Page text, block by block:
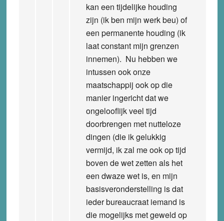
kan een tijdelijke houding
zijn (ik ben mijn werk beu) of
een permanente houding (ik
laat constant mijn grenzen
innemen). Nu hebben we
intussen ook onze
maatschappij ook op die
manier ingericht dat we
ongelooflijk veel tijd
doorbrengen met nutteloze
dingen (die ik gelukkig
vermijd, ik zal me ook op tijd
boven de wet zetten als het
een dwaze wet is, en mijn
basisveronderstelling is dat
ieder bureaucraat iemand is
die mogelijks met geweld op